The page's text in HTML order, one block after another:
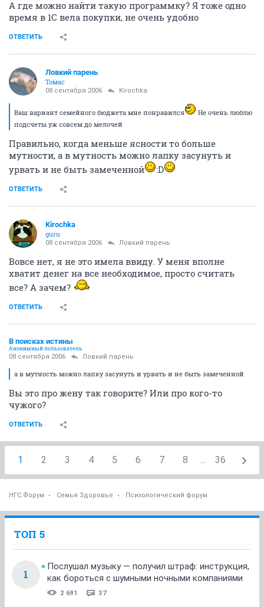
А где можно найти такую программку? Я тоже одно
время в 1С вела покупки, не очень удобно
ОТВЕТИТЬ
Ловкий парень
Томас
08 сентября 2006 Kirochka
Ваш вариант семейного бюджета мне понравился
Не очень люблю
подсчеты уж совсем до мелочей
Правильно, когда меньше ясности то больше
мутности, а в мутность можно лапку засунуть и
урвать и не быть замеченной
:D
ОТВЕТИТЬ
Kirochka
guru
08 сентября 2006 Ловкий парень
Вовсе нет, я не это имела ввиду. У меня вполне
хватит денег на все необходимое, просто считать
все? А зачем?
ОТВЕТИТЬ
В поисках истины
Анонимный пользователь
08 сентября 2006 Ловкий парень
а в мутность можно лапку засунуть и урвать и не быть замеченной
Вы это про жену так говорите? Или про кого-то
чужого?
ОТВЕТИТЬ
1 2 3 4 5 6 7 8 ... 36
НГС.Форум Семья Здоровье Психологический форум
ТОП 5
1
Послушал музыку — получил штраф: инструкция,
как бороться с шумными ночными компаниями
2 691 37